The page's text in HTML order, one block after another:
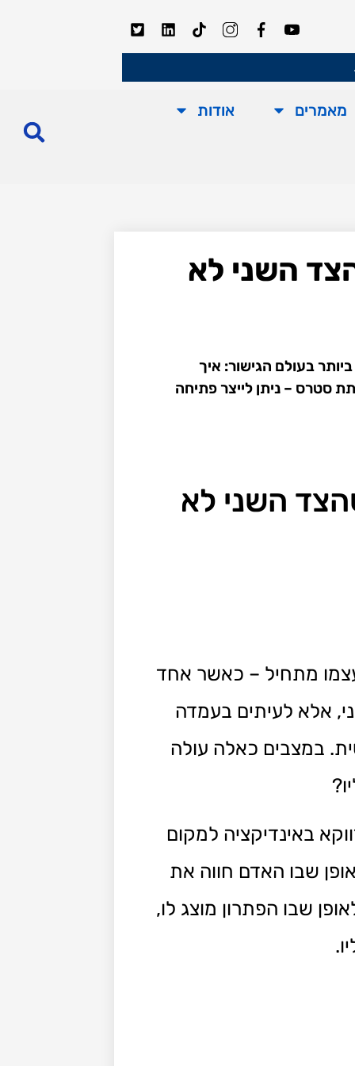
מאמרים אודות
השני לא
בעולם הגישור: איך
סטרס – ניתן לייצר פתיחה
השני לא
מתחיל – כאשר אחד
אלא לעיתים בעמדה
במצבים כאלה עולה
באינדיקציה למקום
שבו האדם חווה את
שבו הפתרון מוצג לו,